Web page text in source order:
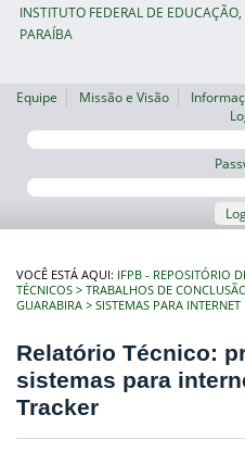
INSTITUTO FEDERAL DE
PARAÍBA
Equipe Missão e Visão
VOCÊ ESTÁ AQUI: IFPB - REPOSITÓRIO
TÉCNICOS
TRABALHOS DE
GUARABIRA
SISTEMAS PARA INTERNET
Relatório Técnico:
sistemas para
Tracker